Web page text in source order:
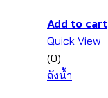
Add to cart
Quick View
(0)
ถังน้ำ